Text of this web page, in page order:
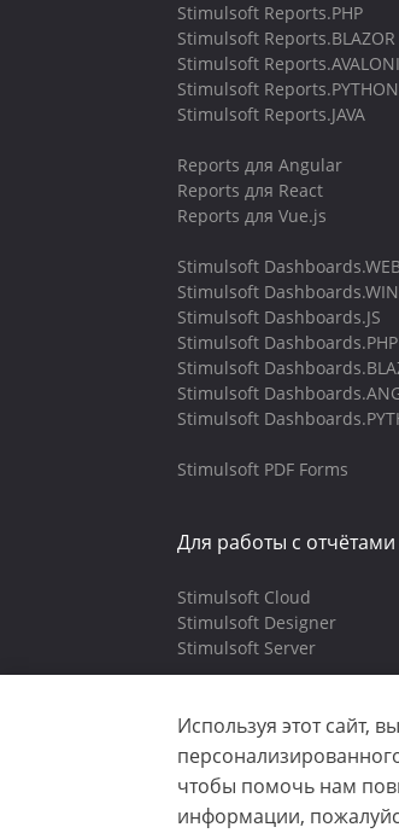
Используя этот сайт,
чтобы помочь нам
информации,
Stimulsoft Reports.PHP
Stimulsoft Reports.BLAZOR
Stimulsoft
Stimulsoft Reports.PYTHON
Stimulsoft Reports.JAVA
Reports для Angular
Reports для React
Reports для Vue.js
Stimulsoft
Stimulsoft Dashboards.WIN
Stimulsoft Dashboards.JS
Stimulsoft Dashboards.PHP
Stimulsoft
Stimulsoft
Stimulsoft
Stimulsoft PDF Forms
Для работы с отчётами
Stimulsoft Cloud
Stimulsoft Designer
Stimulsoft Server
Copyright ©